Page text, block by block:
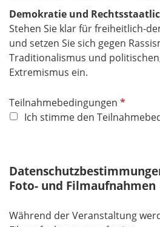
Demokratie und
Stehen Sie klar für freiheitlich-
und setzen Sie sich gegen
Traditionalismus und
Extremismus ein.
Teilnahmebedingungen P
f
h
t
e
Ich stimme den
Foto- und Filmaufnahmen
Während der Veranstaltung